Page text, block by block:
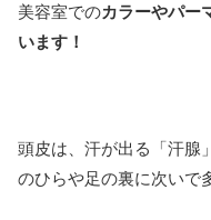
美容室でのカラーやパー
います！
頭皮は、汗が出る「汗腺
のひらや足の裏に次いで